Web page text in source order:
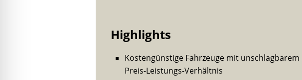
Highlights
Kostengünstige Fahrzeuge mit unschlagbarem
Preis-Leistungs-Verhältnis